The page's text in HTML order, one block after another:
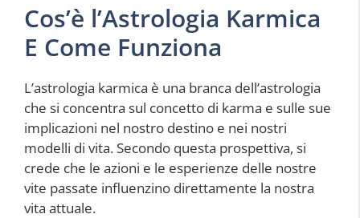
Cos’è l’Astrologia Karmica
E Come Funziona
L’astrologia karmica è una branca dell’astrologia
che si concentra sul concetto di karma e sulle sue
implicazioni nel nostro destino e nei nostri
modelli di vita. Secondo questa prospettiva, si
crede che le azioni e le esperienze delle nostre
vite passate influenzino direttamente la nostra
vita attuale.